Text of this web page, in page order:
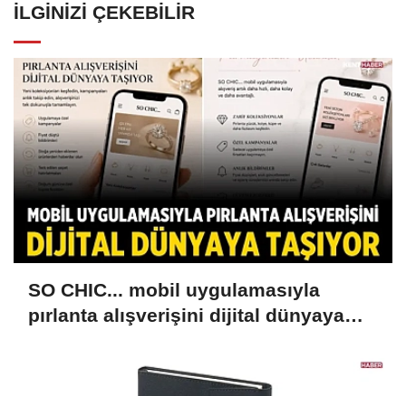
İLGINIZI ÇEKEBILIR
SO CHIC... mobil uygulamasıyla
pırlanta alışverişini dijital dünyaya